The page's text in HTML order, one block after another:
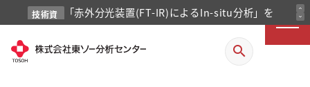
技術資
料
「赤外分光装置(FT-IR)によるIn-situ分析」を
掲載しました
expand_less
expand_more
search